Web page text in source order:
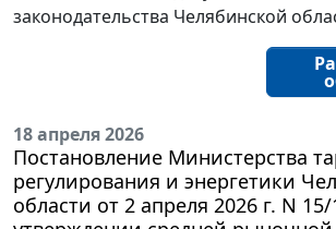
законодательства Челябинской
18 апреля 2026
Постановление Министерства
регулирования и энергетики
области от 2 апреля 2026 г. N